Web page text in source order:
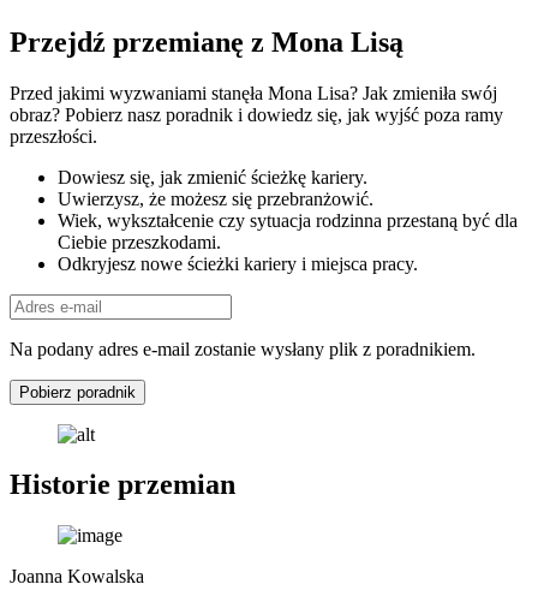
Przejdź przemianę z Mona Lisą
Przed jakimi wyzwaniami stanęła Mona Lisa? Jak zmieniła swój
obraz? Pobierz nasz poradnik i dowiedz się, jak wyjść poza ramy
przeszłości.
Dowiesz się, jak zmienić ścieżkę kariery.
Uwierzysz, że możesz się przebranżowić.
Wiek, wykształcenie czy sytuacja rodzinna przestaną być dla
Ciebie przeszkodami.
Odkryjesz nowe ścieżki kariery i miejsca pracy.
Na podany adres e-mail zostanie wysłany plik z poradnikiem.
Pobierz poradnik
Historie przemian
Joanna Kowalska